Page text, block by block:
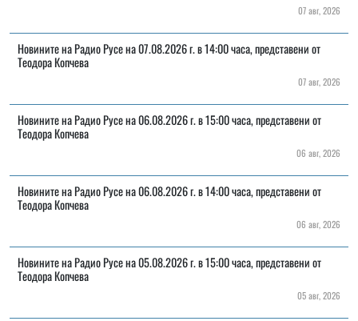
07 авг, 2026
Новините на Радио Русе на 07.08.2026 г. в 14:00 часа, представени от
Теодора Копчева
07 авг, 2026
Новините на Радио Русе на 06.08.2026 г. в 15:00 часа, представени от
Теодора Копчева
06 авг, 2026
Новините на Радио Русе на 06.08.2026 г. в 14:00 часа, представени от
Теодора Копчева
06 авг, 2026
Новините на Радио Русе на 05.08.2026 г. в 15:00 часа, представени от
Теодора Копчева
05 авг, 2026